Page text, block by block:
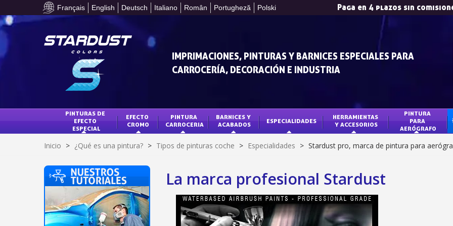
Français English Deutsch Italiano Român Portugheză Polski Paga en 4 plazos sin
Suscríbete al
Entrega en un
Obtenga su presupuesto
Comparte tus
Gana puntos de
IMPRIMACIONES, PINTURAS Y BARNICES ESPECIALES PARA
CARROCERÍA, DECORACIÓN E INDUSTRIA
PINTURAS DE
EFECTO
ESPECIAL
EFECTO
CROMO
PINTURA
CARROCERIA
BARNICES Y
ACABADOS
ESPECIALIDADES
HERRAMIENTAS
Y ACCESORIOS
PINTURA
PARA
AERÓGRAFO
Inicio > ¿Qué es una pintura? > Tipos de pinturas coche > Especialidades > Stardust pro, marca de pintura para
La marca profesional Stardust